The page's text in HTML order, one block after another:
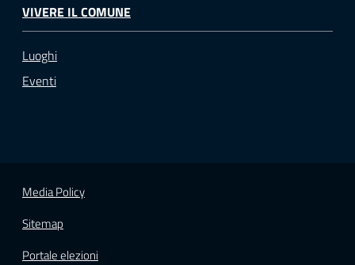
VIVERE IL COMUNE
Luoghi
Eventi
Media Policy
Sitemap
Portale elezioni